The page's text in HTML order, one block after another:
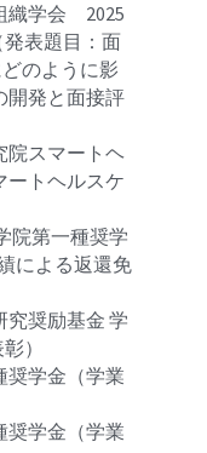
織学会 2025
表題目：面
のように影
開発と面接評
院スマートヘ
ートヘルスケ
院第一種奨学
による返還免
究奨励基金 学
）
奨学金（学業
奨学金（学業